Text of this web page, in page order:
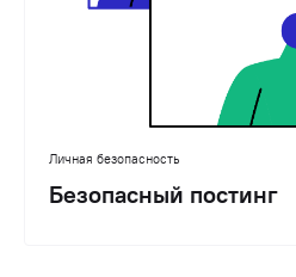
Личная безопасность
Безопасный постинг